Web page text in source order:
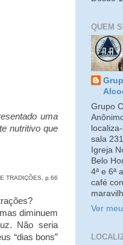
uma
nutritivo que
TRADIÇÕES, p.66
diminuem
Não seria
“dias bons”
QUEM
Grupo
sala
Igreja
Belo
4ª e 6ª
café
Ver